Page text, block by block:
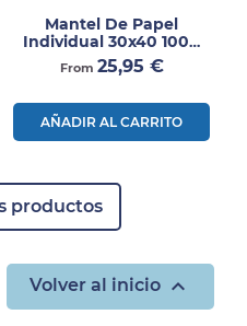
Mantel De Papel
Individual 30x40 1000
Uds
From Precio
25,95 €
AÑADIR AL CARRITO
productos
Volver al inicio 